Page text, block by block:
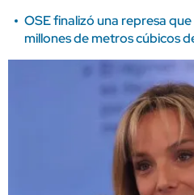
OSE finalizó una represa
millones de metros cúbicos